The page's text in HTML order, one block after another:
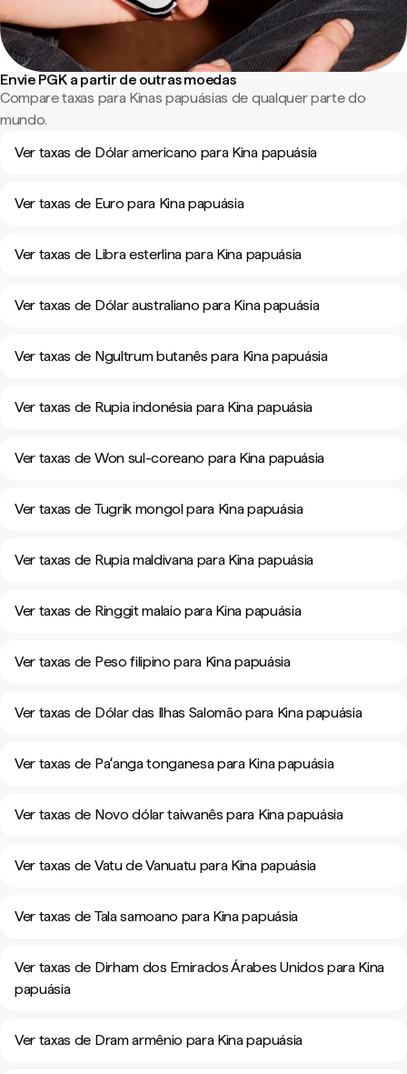
Envie PGK a partir de outras moedas
Compare taxas para Kinas papuásias de qualquer parte do
mundo.
Ver taxas de Dólar americano para Kina papuásia
Ver taxas de Euro para Kina papuásia
Ver taxas de Libra esterlina para Kina papuásia
Ver taxas de Dólar australiano para Kina papuásia
Ver taxas de Ngultrum butanês para Kina papuásia
Ver taxas de Rupia indonésia para Kina papuásia
Ver taxas de Won sul-coreano para Kina papuásia
Ver taxas de Tugrik mongol para Kina papuásia
Ver taxas de Rupia maldivana para Kina papuásia
Ver taxas de Ringgit malaio para Kina papuásia
Ver taxas de Peso filipino para Kina papuásia
Ver taxas de Dólar das Ilhas Salomão para Kina papuásia
Ver taxas de Paʻanga tonganesa para Kina papuásia
Ver taxas de Novo dólar taiwanês para Kina papuásia
Ver taxas de Vatu de Vanuatu para Kina papuásia
Ver taxas de Tala samoano para Kina papuásia
Ver taxas de Dirham dos Emirados Árabes Unidos para Kina
papuásia
Ver taxas de Dram armênio para Kina papuásia